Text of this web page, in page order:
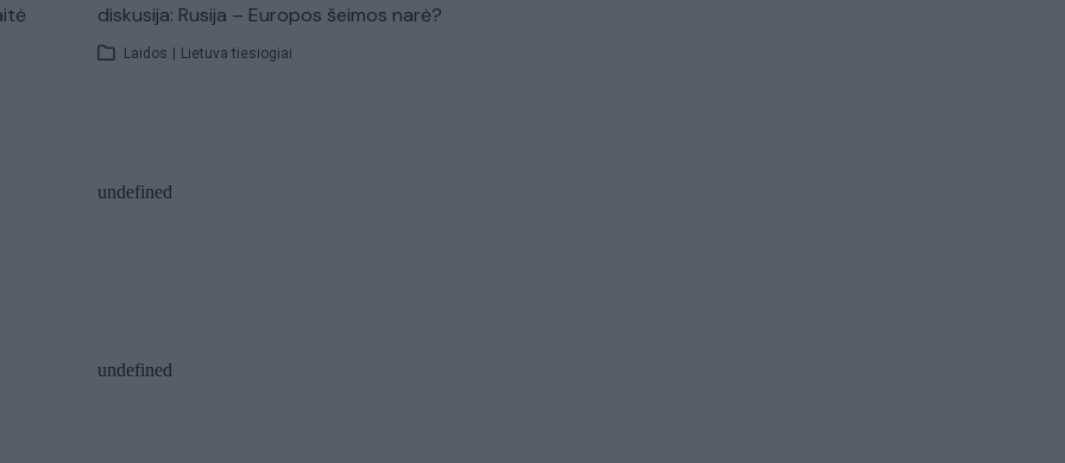
diskusija: Rusija – Europos šeimos narė?
Laidos | Lietuva tiesiogiai